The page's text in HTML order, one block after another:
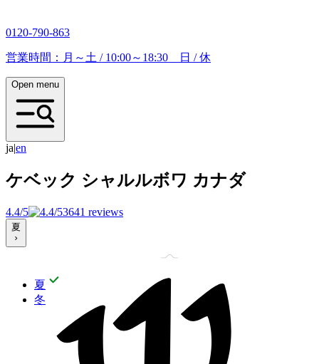
0120-790-863
営業時間：月～土 / 10:00～18:30 日 / 休
Open menu
ja|en
ケベック シャルルボワ カナダ
4.4/5 3641 reviews
夏
夏
冬